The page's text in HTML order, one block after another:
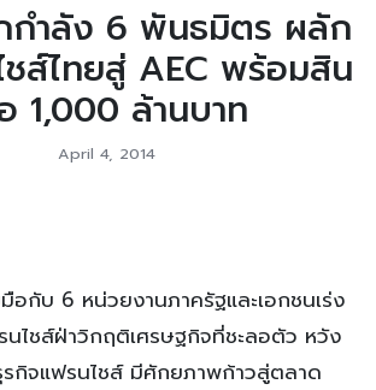
กำลัง 6 พันธมิตร ผลัก
ส์ไทยสู่ AEC พร้อมสิน
1,000 ล้านบาท
April 4, 2014
อกับ 6 หน่วยงานภาครัฐและเอกชนเร่ง
ไชส์ฝ่าวิกฤติเศรษฐกิจที่ชะลอตัว หวัง
รกิจแฟรนไชส์ มีศักยภาพก้าวสู่ตลาด